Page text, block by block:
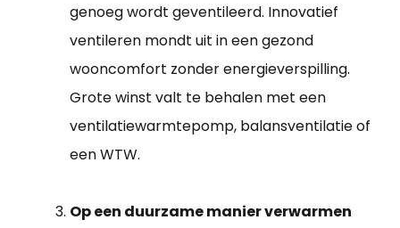
genoeg wordt geventileerd. Innovatief
ventileren mondt uit in een gezond
wooncomfort zonder energieverspilling.
Grote winst valt te behalen met een
ventilatiewarmtepomp, balansventilatie of
een WTW.
Op een duurzame manier verwarmen